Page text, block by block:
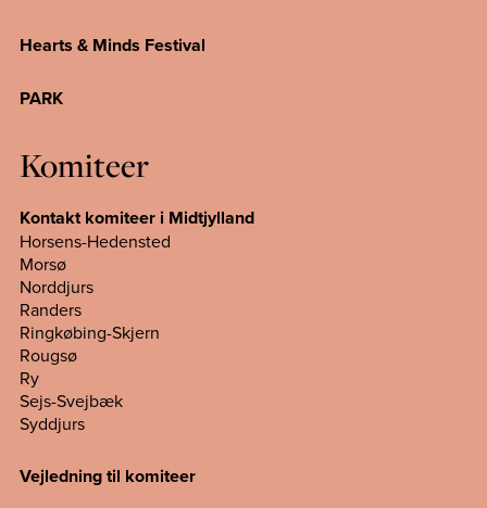
Hearts & Minds Festival
PARK
Komiteer
Kontakt komiteer i Midtjylland
Horsens-Hedensted
Morsø
Norddjurs
Randers
Ringkøbing-Skjern
Rougsø
Ry
Sejs-Svejbæk
Syddjurs
Vejledning til komiteer